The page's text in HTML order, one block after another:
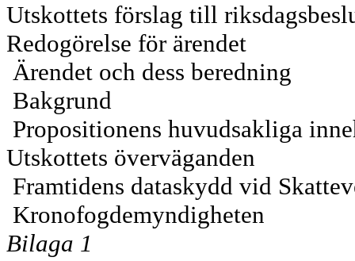
Utskottets förslag till
Redogörelse för ärendet
Ärendet och dess beredning
Bakgrund
Propositionens huvudsakliga
Utskottets överväganden
Framtidens dataskydd vid
Kronofogdemyndigheten
Bilaga 1